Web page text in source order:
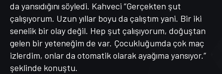
da yansıdığını söyledi. Kahveci “Gerçekten şut
çalışıyorum. Uzun yıllar boyu da çalıştım yani. Bir iki
senelik bir olay değil. Hep şut çalışıyorum, doğuştan
gelen bir yeteneğim de var. Çocukluğumda çok maç
izlerdim, onlar da otomatik olarak ayağıma yansıyor.”
şeklinde konuştu.